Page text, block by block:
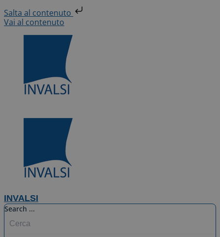
Salta al contenuto
Vai al contenuto
INVALSI
Search ...